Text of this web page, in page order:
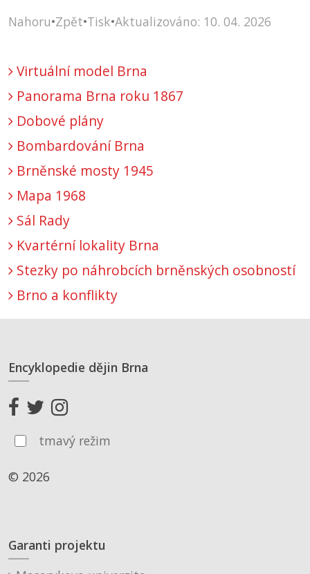
Nahoru•Zpět•Tisk•Aktualizováno: 10. 04. 2026
Virtuální model Brna
Panorama Brna roku 1867
Dobové plány
Bombardování Brna
Brněnské mosty 1945
Mapa 1968
Sál Rady
Kvartérní lokality Brna
Stezky po náhrobcích brněnských osobností
Brno a konflikty
Encyklopedie dějin Brna
tmavý režim
© 2026
Garanti projektu